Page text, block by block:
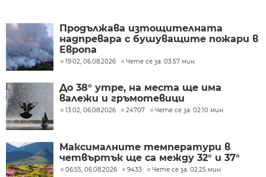
Продължава изтощителната
надпревара с бушуващите пожари в
Европа
19:02, 06.08.2026 Чете се за: 03:57 мин.
До 38° утре, на места ще има
валежи и гръмотевици
13:02, 06.08.2026 24707 Чете се за: 02:10 мин.
Максималните температури в
четвъртък ще са между 32° и 37°
06:55, 06.08.2026 9433 Чете се за: 02:25 мин.